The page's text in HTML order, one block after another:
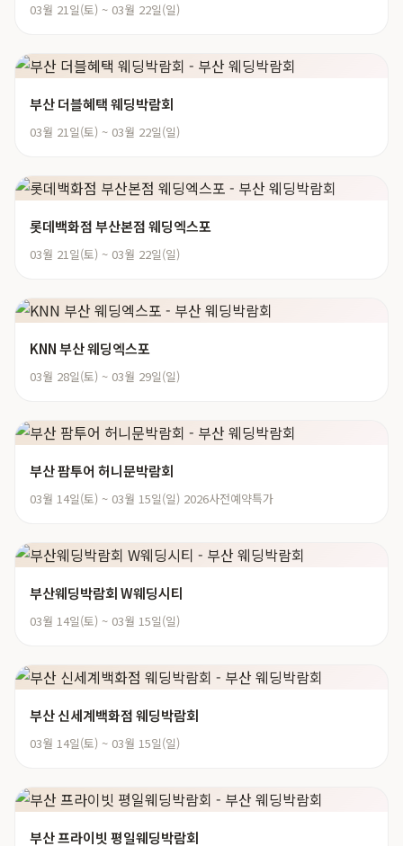
03월 21일(토) ~ 03월 22일(일)
부산 더블혜택 웨딩박람회
03월 21일(토) ~ 03월 22일(일)
롯데백화점 부산본점 웨딩엑스포
03월 21일(토) ~ 03월 22일(일)
KNN 부산 웨딩엑스포
03월 28일(토) ~ 03월 29일(일)
부산 팜투어 허니문박람회
03월 14일(토) ~ 03월 15일(일) 2026사전예약특가
부산웨딩박람회 W웨딩시티
03월 14일(토) ~ 03월 15일(일)
부산 신세계백화점 웨딩박람회
03월 14일(토) ~ 03월 15일(일)
부산 프라이빗 평일웨딩박람회